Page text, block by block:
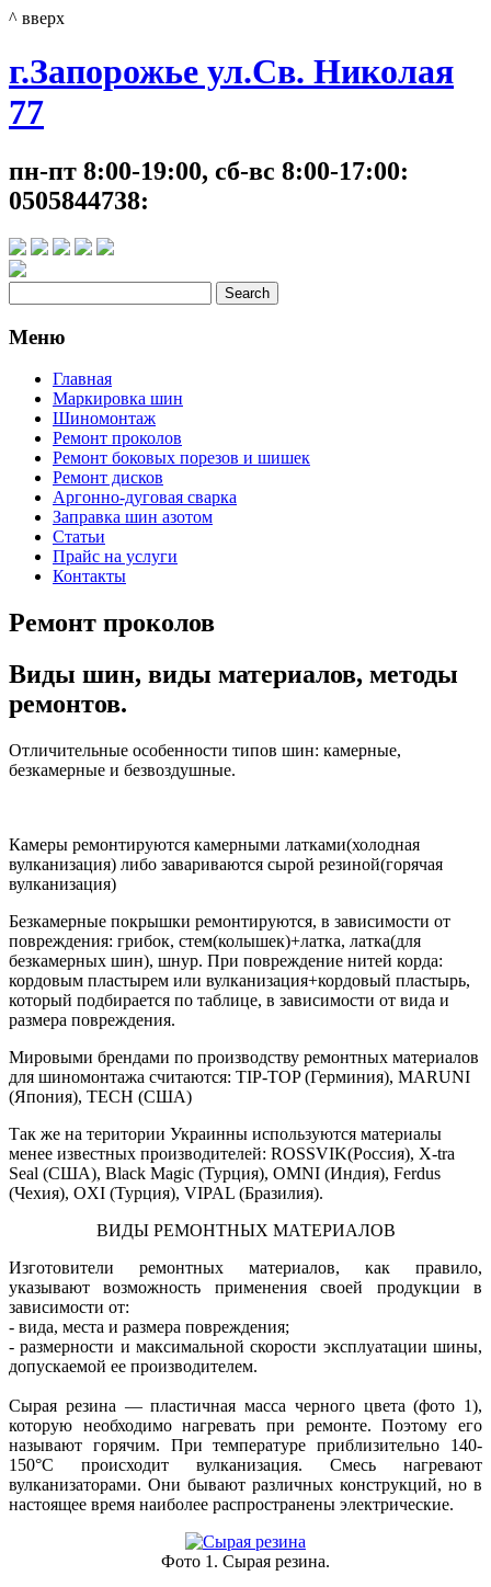
^ вверх
г.Запорожье ул.Св. Николая
77
пн-пт 8:00-19:00, сб-вс 8:00-17:00:
0505844738:
Меню
Главная
Маркировка шин
Шиномонтаж
Ремонт проколов
Ремонт боковых порезов и шишек
Ремонт дисков
Аргонно-дуговая сварка
Заправка шин азотом
Статьи
Прайс на услуги
Контакты
Ремонт проколов
Виды шин, виды материалов, методы
ремонтов.
Отличительные особенности типов шин: камерные,
безкамерные и безвоздушные.
Камеры ремонтируются камерными латками(холодная
вулканизация) либо завариваются сырой резиной(горячая
вулканизация)
Безкамерные покрышки ремонтируются, в зависимости от
повреждения: грибок, стем(колышек)+латка, латка(для
безкамерных шин), шнур. При повреждение нитей корда:
кордовым пластырем или вулканизация+кордовый пластырь,
который подбирается по таблице, в зависимости от вида и
размера повреждения.
Мировыми брендами по производству ремонтных материалов
для шиномонтажа считаются: TIP-TOP (Герминия), MARUNI
(Япония), TECH (США)
Так же на територии Украинны используются материалы
менее известных производителей: ROSSVIK(Россия), X-tra
Seal (США), Black Magic (Турция), OMNI (Индия), Ferdus
(Чехия), OXI (Турция), VIPAL (Бразилия).
ВИДЫ РЕМОНТНЫХ МАТЕРИАЛОВ
Изготовители ремонтных материалов, как правило,
указывают возможность применения своей продукции в
зависимости от:
- вида, места и размера повреждения;
-размерности и максимальной скорости эксплуатации шины,
допускаемой ее производителем.
Сырая резина — пластичная масса черного цвета (фото 1),
которую необходимо нагревать при ремонте. Поэтому его
называют горячим. При температуре приблизительно 140-
150°С происходит вулканизация. Смесь нагревают
вулканизаторами. Они бывают различных конструкций, но в
настоящее время наиболее распространены электрические.
Фото 1. Сырая резина.